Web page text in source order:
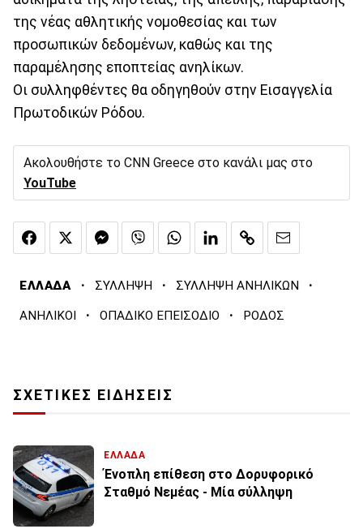
της νέας αθλητικής νομοθεσίας και των
προσωπικών δεδομένων, καθώς και της
παραμέλησης εποπτείας ανηλίκων.
Οι συλληφθέντες θα οδηγηθούν στην Εισαγγελία
Πρωτοδικών Ρόδου.
Ακολουθήστε το CNN Greece στο κανάλι μας στο
YouTube
ΕΛΛΑΔΑ · ΣΥΛΛΗΨΗ · ΣΥΛΛΗΨΗ ΑΝΗΛΙΚΩΝ ·
ΑΝΗΛΙΚΟΙ · ΟΠΑΔΙΚΟ ΕΠΕΙΣΟΔΙΟ · ΡΟΔΟΣ
ΣΧΕΤΙΚΕΣ ΕΙΔΗΣΕΙΣ
ΕΛΛΑΔΑ
Ένοπλη επίθεση στο Δορυφορικό
Σταθμό Νεμέας - Μία σύλληψη